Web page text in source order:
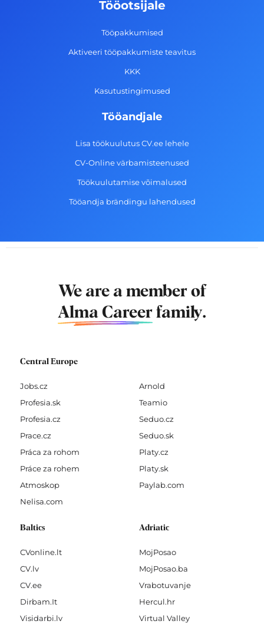
-
r
a
m
i
n
Tööotsijale
Tööpakkumised
Aktiveeri tööpakkumiste teavitus
KKK
Kasutustingimused
Tööandjale
Lisa töökuulutus CV.ee lehele
CV-Online värbamisteenused
Töökuulutamise võimalused
Tööandja brändingu lahendused
We are a member of
Alma Career family.
Central Europe
Jobs.cz
Profesia.sk
Profesia.cz
Prace.cz
Práca za rohom
Práce za rohem
Atmoskop
Nelisa.com
Arnold
Teamio
Seduo.cz
Seduo.sk
Platy.cz
Platy.sk
Paylab.com
Baltics
CVonline.lt
CV.lv
CV.ee
Dirbam.It
Visidarbi.lv
Adriatic
MojPosao
MojPosao.ba
Vrabotuvanje
Hercul.hr
Virtual Valley